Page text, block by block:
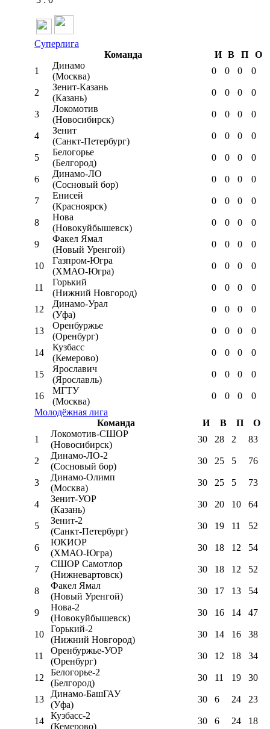
Суперлига
Команда
И В П
О
1
Динамо
(Москва)
0 0 0 0
2
Зенит-Казань
(Казань)
0 0 0 0
3
Локомотив
(Новосибирск)
0 0 0 0
4
Зенит
(Санкт-Петербург)
0 0 0 0
5
Белогорье
(Белгород)
0 0 0 0
6
Динамо-ЛО
(Сосновый бор)
0 0 0 0
7
Енисей
(Красноярск)
0 0 0 0
8
Нова
(Новокуйбышевск)
0 0 0 0
9
Факел Ямал
(Новый Уренгой)
0 0 0 0
10
Газпром-Югра
(ХМАО-Югра)
0 0 0 0
11
Горький
(Нижний Новгород)
0 0 0 0
12
Динамо-Урал
(Уфа)
0 0 0 0
13
Оренбуржье
(Оренбург)
0 0 0 0
14
Кузбасс
(Кемерово)
0 0 0 0
15
Ярославич
(Ярославль)
0 0 0 0
16
МГТУ
(Москва)
0 0 0
0
Молодёжная лига
Команда
И В П
О
1
Локомотив-CШОР
(Новосибирск)
30 28 2 83
2
Динамо-ЛО-2
(Сосновый бор)
30 25 5 76
3
Динамо-Олимп
(Москва)
30 25 5 73
4
Зенит-УОР
(Казань)
30 20 10 64
5
Зенит-2
(Санкт-Петербург)
30 19 11 52
6
ЮКИОР
(ХМАО-Югра)
30 18 12 54
7
СШОР Самотлор
(Нижневартовск)
30 18 12 52
8
Факел Ямал
(Новый Уренгой)
30 17 13 54
9
Нова-2
(Новокуйбышевск)
30 16 14 47
10
Горький-2
(Нижний Новгород)
30 14 16 38
11
Оренбуржье-УОР
(Оренбург)
30 12 18 34
12
Белогорье-2
(Белгород)
30 11 19 30
13
Динамо-БашГАУ
(Уфа)
30 6 24 23
14
Кузбасс-2
(Кемерово)
30 6 24 18